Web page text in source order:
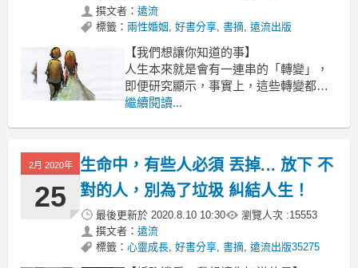
撰文者： 遠流
標籤： 兩性婚姻, 好書分享, 書摘, 遠流出版
【我們想讓你知道的事】
人生本來就是會有一連串的「轉變」，
即便研究顯示，事實上，這些轉變都是
可以事先預測的，不過，它們通常還是
新舊階段的交界。他們意識到，先前走
的路已經行不通了，但還不清楚怎麼重
新規劃。每一次轉變都有一連串的困
繼續閱讀...
2月 2020年
25
生命中，有些人必須 丟掉... 放下 不
對的人，別為了垃圾 糾結人生！
最後更新於 2020.8.10 10:30 瀏覽人次 :15553
撰文者： 遠流
標籤： 心靈成長, 好書分享, 書摘, 遠流出版35275